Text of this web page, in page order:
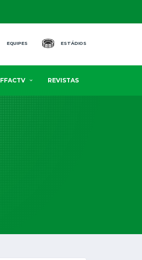
EQUIPES ESTÁDIOS
FFACTV REVISTAS